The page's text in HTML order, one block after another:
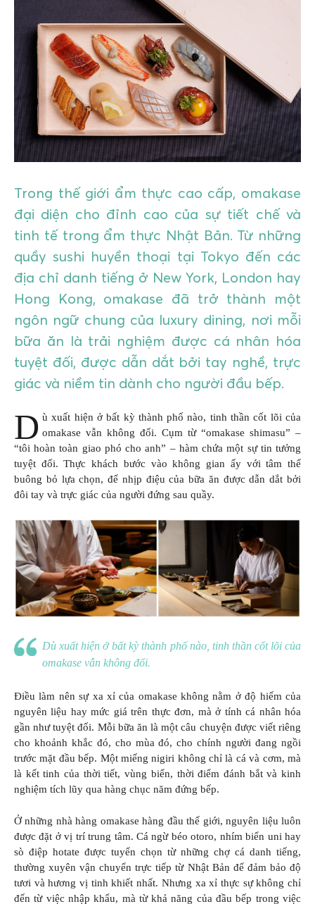
GIÁO DỤC
KỲ NGHỈ & ĐIỂM ĐẾN
QUÀ TẶNG & SỰ KIỆN
LIÊN HỆ
Trong thế giới ẩm thực cao cấp, omakase
đại diện cho đỉnh cao của sự tiết chế và
tinh tế trong ẩm thực Nhật Bản. Từ những
quầy sushi huyền thoại tại Tokyo đến các
địa chỉ danh tiếng ở New York, London hay
Hong Kong, omakase đã trở thành một
ngôn ngữ chung của luxury dining, nơi mỗi
bữa ăn là trải nghiệm được cá nhân hóa
tuyệt đối, được dẫn dắt bởi tay nghề, trực
giác và niềm tin dành cho người đầu bếp.
D ù xuất hiện ở bất kỳ thành phố nào, tinh thần cốt lõi của
omakase vẫn không đổi. Cụm từ “omakase shimasu” –
“tôi hoàn toàn giao phó cho anh” – hàm chứa một sự tin tưởng
tuyệt đối. Thực khách bước vào không gian ấy với tâm thế
buông bỏ lựa chọn, để nhịp điệu của bữa ăn được dẫn dắt bởi
đôi tay và trực giác của người đứng sau quầy.
Dù xuất hiện ở bất kỳ thành phố nào, tinh thần cốt lõi của
omakase vẫn không đổi.
Điều làm nên sự xa xỉ của omakase không nằm ở độ hiếm của
nguyên liệu hay mức giá trên thực đơn, mà ở tính cá nhân hóa
gần như tuyệt đối. Mỗi bữa ăn là một câu chuyện được viết riêng
cho khoảnh khắc đó, cho mùa đó, cho chính người đang ngồi
trước mặt đầu bếp. Một miếng nigiri không chỉ là cá và cơm, mà
là kết tinh của thời tiết, vùng biển, thời điểm đánh bắt và kinh
nghiệm tích lũy qua hàng chục năm đứng bếp.
Ở những nhà hàng omakase hàng đầu thế giới, nguyên liệu luôn
được đặt ở vị trí trung tâm. Cá ngừ béo otoro, nhím biển uni hay
sò điệp hotate được tuyển chọn từ những chợ cá danh tiếng,
thường xuyên vận chuyển trực tiếp từ Nhật Bản để đảm bảo độ
tươi và hương vị tinh khiết nhất. Nhưng xa xỉ thực sự không chỉ
đến từ việc nhập khẩu, mà từ khả năng của đầu bếp trong việc